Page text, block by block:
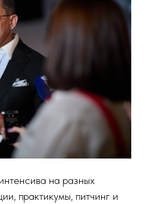
на разных
практикумы, питчинг и